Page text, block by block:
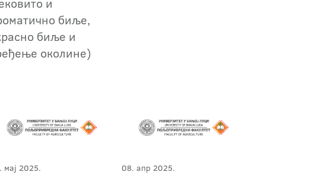
биље,
биље и
околине)
мај 2025. 08. апр 2025.